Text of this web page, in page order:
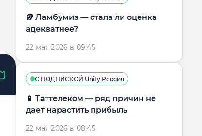
🥡 Ламбумиз — стала ли оценка
адекватнее?
22 мая 2026 в 09:45
С ПОДПИСКОЙ Unity Россия
📱 Таттелеком — ряд причин не
дает нарастить прибыль
22 мая 2026 в 08:45